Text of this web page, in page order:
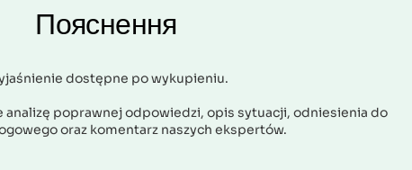
Пояснення
dostępne po wykupieniu.
analizę poprawnej odpowiedzi, opis sytuacji, odniesienia do
oraz komentarz naszych ekspertów.